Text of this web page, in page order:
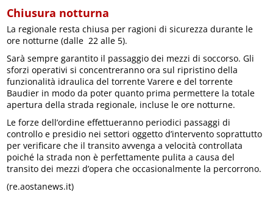
Chiusura notturna
La regionale resta chiusa per ragioni di sicurezza durante le
ore notturne (dalle 22 alle 5).
Sarà sempre garantito il passaggio dei mezzi di soccorso. Gli
sforzi operativi si concentreranno ora sul ripristino della
funzionalità idraulica del torrente Varere e del torrente
Baudier in modo da poter quanto prima permettere la totale
apertura della strada regionale, incluse le ore notturne.
Le forze dell’ordine effettueranno periodici passaggi di
controllo e presidio nei settori oggetto d’intervento soprattutto
per verificare che il transito avvenga a velocità controllata
poiché la strada non è perfettamente pulita a causa del
transito dei mezzi d’opera che occasionalmente la percorrono.
(re.aostanews.it)